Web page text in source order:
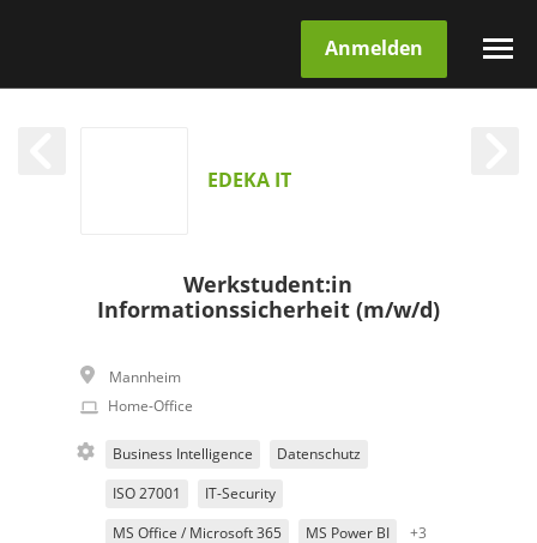
Anmelden
EDEKA IT
Werkstudent:in
Informationssicherheit (m/w/d)
Mannheim
Home-Office
Business Intelligence Datenschutz
ISO 27001 IT-Security
MS Office / Microsoft 365 MS Power BI +3